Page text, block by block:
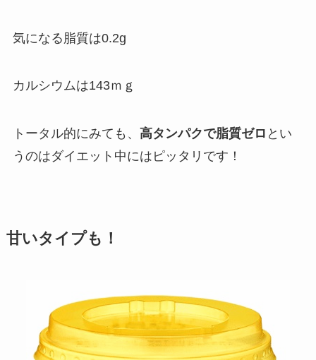
気になる脂質は0.2g
カルシウムは143ｍｇ
トータル的にみても、 高タンパクで脂質ゼロ とい
うのはダイエット中にはピッタリです！
甘いタイプも！